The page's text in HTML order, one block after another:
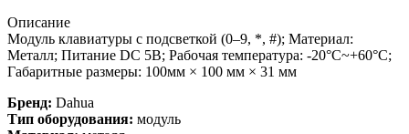
Описание
Модуль клавиатуры с подсветкой (0–9, *, #); Материал:
Металл; Питание DC 5В; Рабочая температура: -20°C~+60°C;
Габаритные размеры: 100мм × 100 мм × 31 мм
Бренд: Dahua
Тип оборудования: модуль